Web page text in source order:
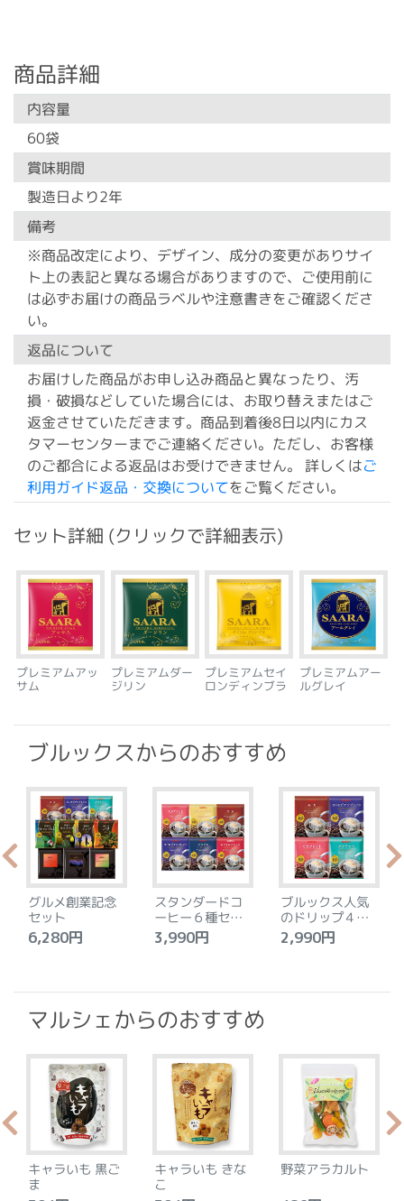
商品詳細
内容量
60袋
賞味期間
製造日より2年
備考
※商品改定により、デザイン、成分の変更がありサイ
ト上の表記と異なる場合がありますので、ご使用前に
は必ずお届けの商品ラベルや注意書きをご確認くださ
い。
返品について
お届けした商品がお申し込み商品と異なったり、汚
損・破損などしていた場合には、お取り替えまたはご
返金させていただきます。商品到着後8日以内にカス
タマーセンターまでご連絡ください。ただし、お客様
のご都合による返品はお受けできません。 詳しくはご
利用ガイド返品・交換についてをご覧ください。
セット詳細 (クリックで詳細表示)
プレミアムアッ
サム
プレミアムダー
ジリン
プレミアムセイ
ロンディンブラ
プレミアムアー
ルグレイ
ブルックスからのおすすめ
グルメ創業記念
セット
6,280円
スタンダードコ
ーヒー６種セッ
ト
3,990円
ブルックス人気
のドリップ４種
セット
2,990円
マルシェからのおすすめ
キャラいも 黒ご
ま
キャラいも きな
こ
野菜アラカルト